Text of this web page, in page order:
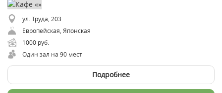
ул. Труда, 203
Европейская, Японская
1000 руб.
Один зал на 90 мест
Подробнее